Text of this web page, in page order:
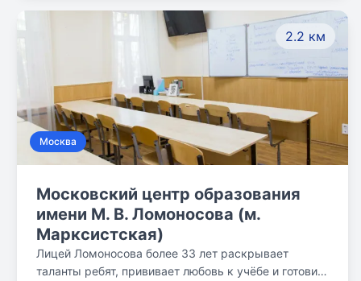
2.2 км
Москва
Московский центр образования
имени М. В. Ломоносова (м.
Марксистская)
Лицей Ломоносова более 33 лет раскрывает
таланты ребят, прививает любовь к учёбе и готовит